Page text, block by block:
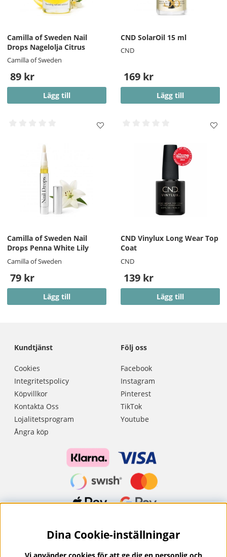
Camilla of Sweden Nail
Drops Nagelolja Citrus
Camilla of Sweden
89 kr
Lägg till
CND SolarOil 15 ml
CND
169 kr
Lägg till
Camilla of Sweden Nail
Drops Penna White Lily
Camilla of Sweden
79 kr
Lägg till
CND Vinylux Long Wear Top
Coat
CND
139 kr
Lägg till
Kundtjänst
Cookies
Integritetspolicy
Köpvillkor
Kontakta Oss
Lojalitetsprogram
Ångra köp
Följ oss
Facebook
Instagram
Pinterest
TikTok
Youtube
Nyhetsbrev?
I vårt nyhetsbrev får du ta del av nyheter och
Dina Cookie-inställningar